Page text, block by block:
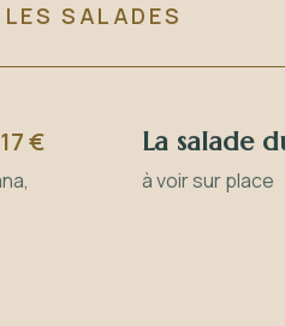
LES SALADES
17 € La salade
à voir sur place